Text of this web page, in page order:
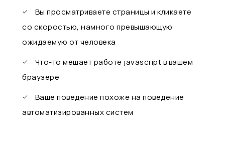
Вы просматриваете страницы и кликаете
со скоростью, намного превышающую
ожидаемую от человека
Что-то мешает работе javascript в вашем
браузере
Ваше поведение похоже на поведение
автоматизированных систем